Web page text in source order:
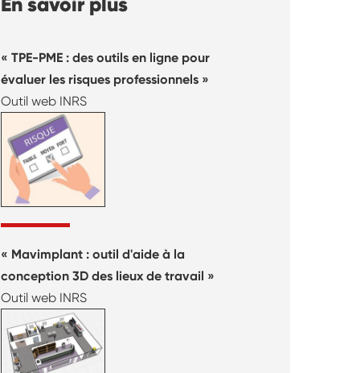
TPE-PME : des outils en ligne pour
évaluer les risques professionnels
Outil web INRS
Mavimplant : outil d'aide à la
conception 3D des lieux de travail
Outil web INRS